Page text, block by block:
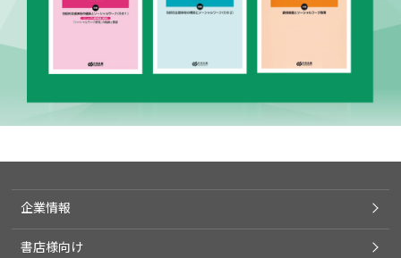
企業情報
書店様向け